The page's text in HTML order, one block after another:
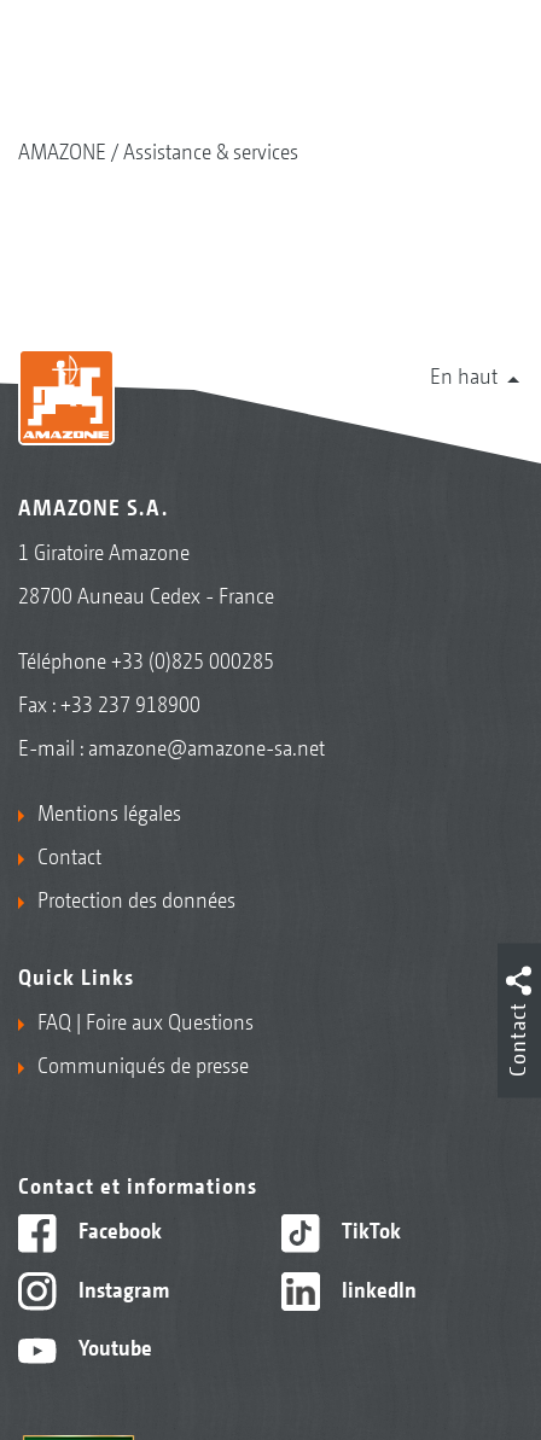
AMAZONE Assistance & services
En haut
AMAZONE S.A.
1 Giratoire Amazone
28700 Auneau Cedex - France
Téléphone+33 (0)825 000285
Fax : +33 237 918900
E-mail : amazone@amazone-sa.net
Mentions légales
Contact
Protection des données
Quick Links
FAQ | Foire aux Questions
Communiqués de presse
Contact et informations
Facebook
Instagram
Youtube
TikTok
linkedIn
Contact